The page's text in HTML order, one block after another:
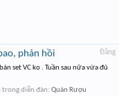
Đăng
phản hồi
set VC ko . Tuần sau nữa vừa đủ
trong diễn đàn: Quán Rượu